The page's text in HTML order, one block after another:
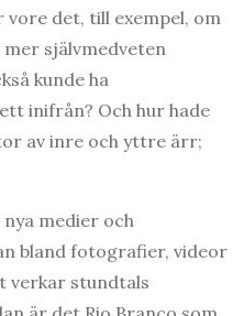
vore det, till exempel, om
självmedveten
kunde ha
inifrån? Och hur hade
av inre och yttre ärr;
medier och
bland fotografier, videor
verkar stundtals